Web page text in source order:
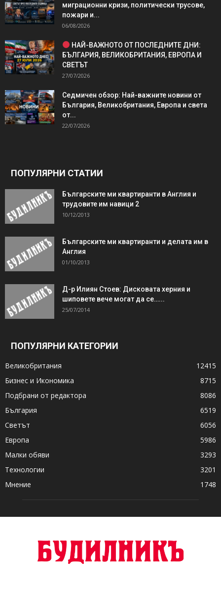
миграционни кризи, политически трусове,
пожари и...
06/08/2026
НАЙ-ВАЖНОТО ОТ ПОСЛЕДНИТЕ ДНИ:
БЪЛГАРИЯ, ВЕЛИКОБРИТАНИЯ, ЕВРОПА И
СВЕТЪТ
27/07/2026
Седмичен обзор: Най-важните новини от
България, Великобритания, Европа и света
от...
22/07/2026
ПОПУЛЯРНИ СТАТИИ
Българските ми квартиранти в Англия и
трудовите им навици 2
10/12/2013
Българските ми квартиранти и делата им в
Англия
01/10/2013
Д-р Илиян Стоев: Дисковата херния и
шиповете вече могат да се…...
25/07/2014
ПОПУЛЯРНИ КАТЕГОРИИ
Великобритания
12415
Бизнес и Икономика
8715
Подбрани от редактора
8086
България
6519
Светът
6056
Европа
5986
Малки обяви
3293
Технологии
3201
Мнение
1748